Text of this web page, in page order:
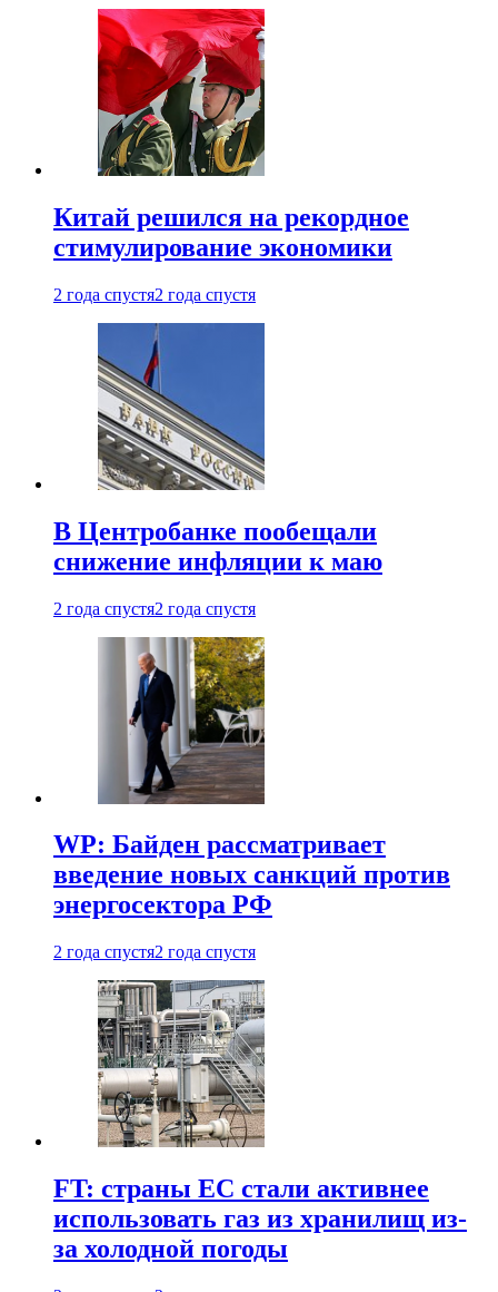
Китай решился на рекордное
стимулирование экономики
2 года спустя2 года спустя
В Центробанке пообещали
снижение инфляции к маю
2 года спустя2 года спустя
WP: Байден рассматривает
введение новых санкций против
энергосектора РФ
2 года спустя2 года спустя
FT: страны ЕС стали активнее
использовать газ из хранилищ из-
за холодной погоды